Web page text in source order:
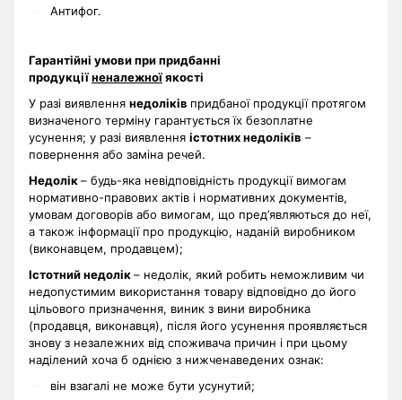
Антифог.
Гарантійні умови при придбанні
продукціїненалежноїякості
У разі виявлення недоліків придбаної продукції протягом
визначеного терміну гарантується їх безоплатне
усунення; у разі виявлення істотних недоліків –
повернення або заміна речей.
Недолік– будь-яка невідповідність продукції вимогам
нормативно-правових актів і нормативних документів,
умовам договорів або вимогам, що пред’являються до неї,
а також інформації про продукцію, наданій виробником
(виконавцем, продавцем);
Істотний недолік– недолік, який робить неможливим чи
недопустимим використання товару відповідно до його
цільового призначення, виник з вини виробника
(продавця, виконавця), після його усунення проявляється
знову з незалежних від споживача причин і при цьому
наділений хоча б однією з нижченаведених ознак:
він взагалі не може бути усунутий;